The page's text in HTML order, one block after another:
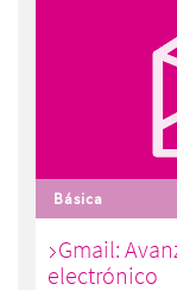
Básica
Gmail:
electrónico